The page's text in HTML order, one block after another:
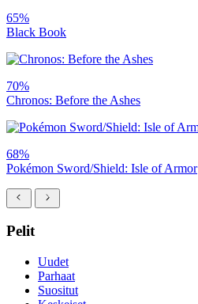
65%
Black Book
70%
Chronos: Before the Ashes
68%
Pokémon Sword/Shield: Isle of Armor
Pelit
Uudet
Parhaat
Suositut